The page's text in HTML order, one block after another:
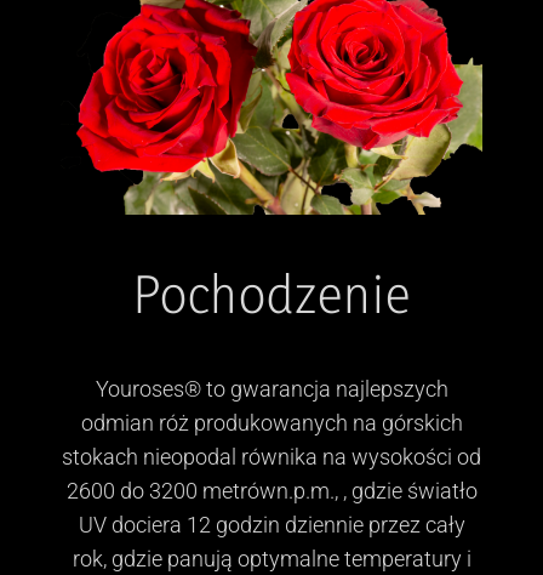
Pochodzenie
Youroses® to gwarancja najlepszych
odmian róż produkowanych na górskich
stokach nieopodal równika na wysokości od
2600 do 3200 metrówn.p.m., , gdzie światło
UV dociera 12 godzin dziennie przez cały
rok, gdzie panują optymalne temperatury i